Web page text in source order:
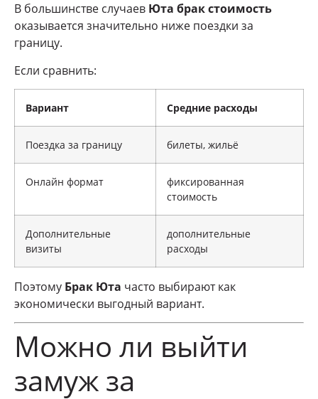
В большинстве случаев Юта брак стоимость
оказывается значительно ниже поездки за
границу.
Если сравнить:
Вариант Средние расходы
Поездка за границу билеты, жильё
Онлайн формат
фиксированная
стоимость
Дополнительные
визиты
дополнительные
расходы
Поэтому Брак Юта часто выбирают как
экономически выгодный вариант.
Можно ли выйти
замуж за